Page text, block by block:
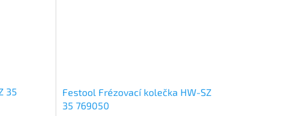
35
Festool Frézovací kolečka HW-SZ
35 769050